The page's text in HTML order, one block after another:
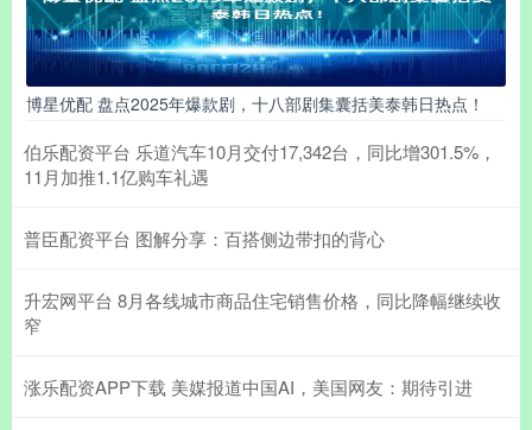
博星优配 盘点2025年爆款剧，十八部剧集囊括美泰韩日热点！
伯乐配资平台 乐道汽车10月交付17,342台，同比增301.5%，
11月加推1.1亿购车礼遇
普臣配资平台 图解分享：百搭侧边带扣的背心
升宏网平台 8月各线城市商品住宅销售价格，同比降幅继续收
窄
涨乐配资APP下载 美媒报道中国AI，美国网友：期待引进